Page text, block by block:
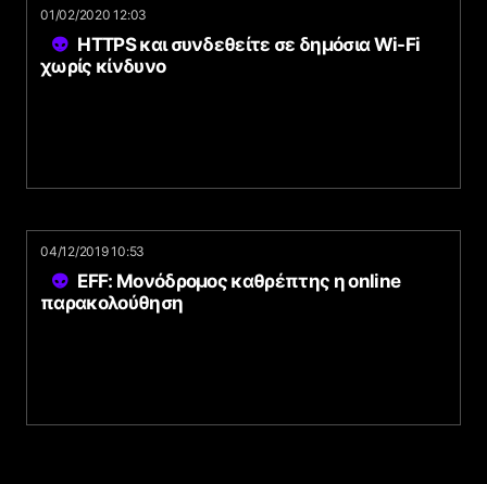
01/02/2020 12:03
HTTPS και συνδεθείτε σε δημόσια Wi-Fi
χωρίς κίνδυνο
04/12/2019 10:53
EFF: Μονόδρομος καθρέπτης η online
παρακολούθηση